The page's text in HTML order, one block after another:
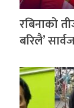
रबिनाको
बरिलै’